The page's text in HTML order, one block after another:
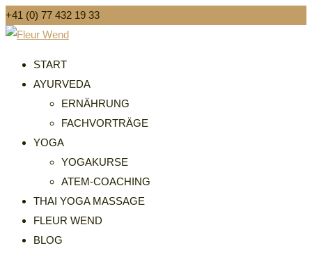
+41 (0) 77 432 19 33
START
AYURVEDA
ERNÄHRUNG
FACHVORTRÄGE
YOGA
YOGAKURSE
ATEM-COACHING
THAI YOGA MASSAGE
FLEUR WEND
BLOG